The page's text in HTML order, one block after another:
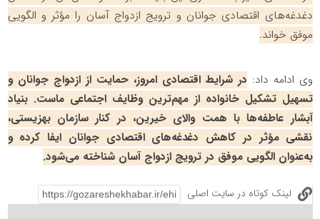
دغدغه‌های اقتصادی جوانان و ترویج ازدواج آسان را مؤثر و الگویی
موفق خواند.
وی ادامه داد: در شرایط اقتصادی امروز، حمایت از ازدواج جوانان و
تسهیل تشکیل خانواده از مهم‌ترین وظایف اجتماعی ماست. بنیاد
آبشار عاطفه‌ها با همت والای خیرین، در کنار سازمان بهزیستی،
نقشی مؤثر در کاهش دغدغه‌های اقتصادی جوانان ایفا کرده و
به‌عنوان الگویی موفق در ترویج ازدواج آسان شناخته می‌شود.
لینک کوتاه در سایت اصلی